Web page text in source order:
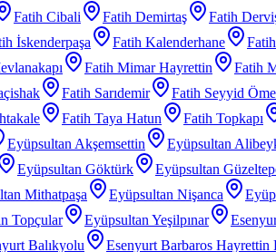
Fatih Cibali Fatih Demirtaş Fatih
İskenderpaşa Fatih Kalenderhane
Fatih Mimar Hayrettin Fatih
Fatih Sarıdemir Fatih Seyyid
Fatih Taya Hatun Fatih Topkapı
Eyüpsultan Akşemsettin Eyüpsultan
Eyüpsultan Göktürk Eyüpsultan
Mithatpaşa Eyüpsultan Nişanca
Topçular Eyüpsultan Yeşilpınar
Balıkyolu Esenyurt Barbaros Hayrettin